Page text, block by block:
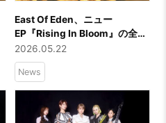
East Of Eden、ニュー
EP『Rising In Bloom』の全貌
解禁！Ayasaが初作詞に挑戦！
そのほか、豪華作家陣とのコ
ラボが実現！
2026.05.22
News